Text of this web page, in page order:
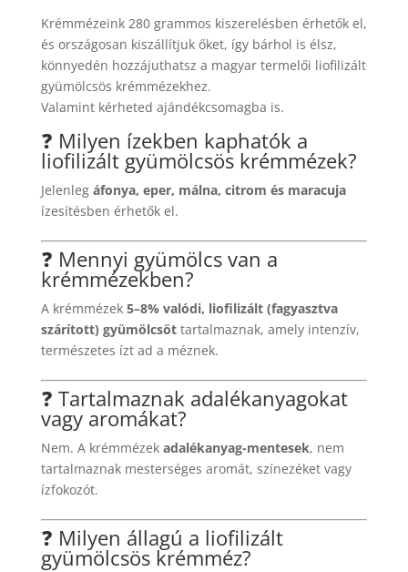
Krémmézeink 280 grammos kiszerelésben érhetők el,
és országosan kiszállítjuk őket, így bárhol is élsz,
könnyedén hozzájuthatsz a magyar termelői liofilizált
gyümölcsös krémmézekhez.
Valamint kérheted ajándékcsomagba is.
❓ Milyen ízekben kaphatók a
liofilizált gyümölcsös krémmézek?
Jelenleg áfonya, eper, málna, citrom és maracuja
ízesítésben érhetők el.
❓ Mennyi gyümölcs van a
krémmézekben?
A krémmézek 5–8% valódi, liofilizált (fagyasztva
szárított) gyümölcsöttartalmaznak, amely intenzív,
természetes ízt ad a méznek.
❓ Tartalmaznak adalékanyagokat
vagy aromákat?
Nem. A krémmézek adalékanyag-mentesek, nem
tartalmaznak mesterséges aromát, színezéket vagy
ízfokozót.
❓ Milyen állagú a liofilizált
gyümölcsös krémméz?